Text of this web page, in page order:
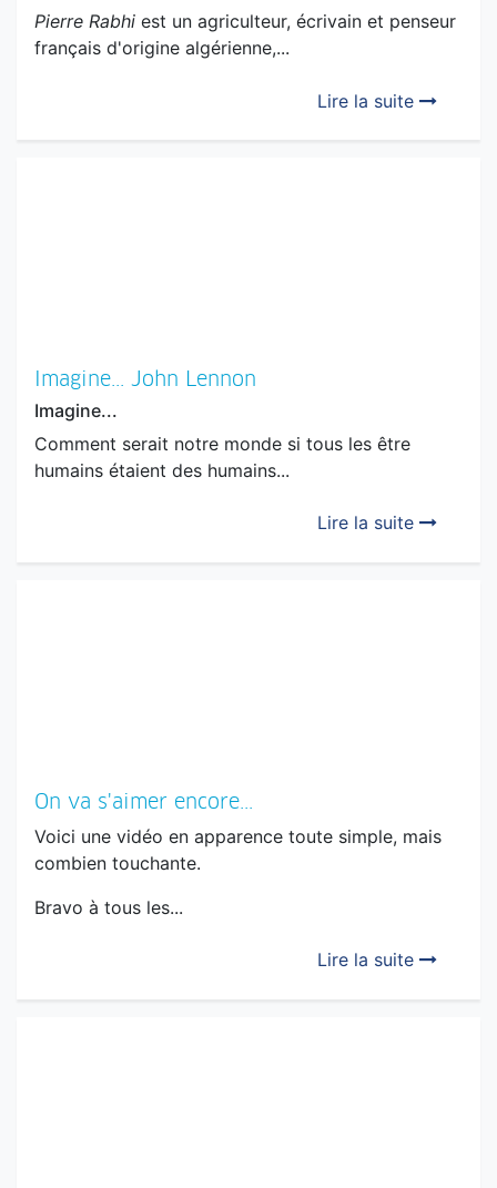
Pierre Rabhi est un agriculteur, écrivain et penseur
français d'origine algérienne,...
Lire la suite
Imagine... John Lennon
Imagine...
Comment serait notre monde si tous les être
humains étaient des humains...
Lire la suite
On va s'aimer encore...
Voici une vidéo en apparence toute simple, mais
combien touchante.
Bravo à tous les...
Lire la suite